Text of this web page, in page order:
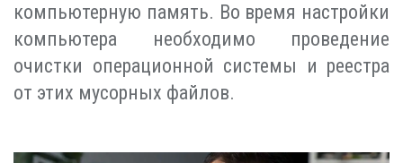
компьютерную память. Во время настройки
компьютера необходимо проведение
очистки операционной системы и реестра
от этих мусорных файлов.